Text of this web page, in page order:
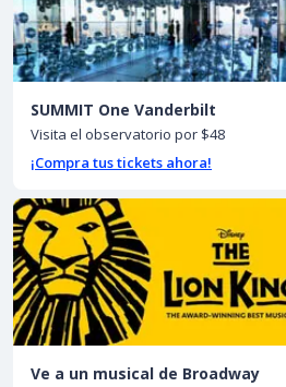
SUMMIT One Vanderbilt
Visita el observatorio por $48
¡Compra tus tickets ahora!
Ve a un musical de Broadway